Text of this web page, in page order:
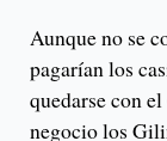
Aunque no se
pagarían los
quedarse con
negocio los